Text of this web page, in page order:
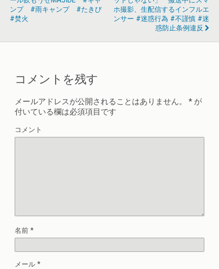
ンプ #雨キャンプ #たきび
#焚火
ホ撮影、生配信するインフルエ
ンサー #迷惑行為 #不謹慎 #迷
惑防止条例違反
コメントを残す
メールアドレスが公開されることはありません。 * が
付いている欄は必須項目です
コメント
名前 *
メール *